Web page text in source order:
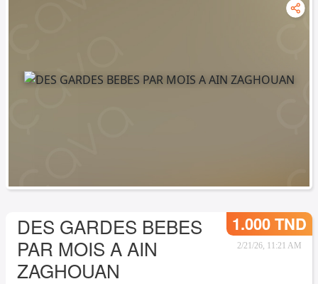
DES GARDES BEBES
PAR MOIS A AIN
ZAGHOUAN
1.000 TND
2/21/26, 11:21 AM